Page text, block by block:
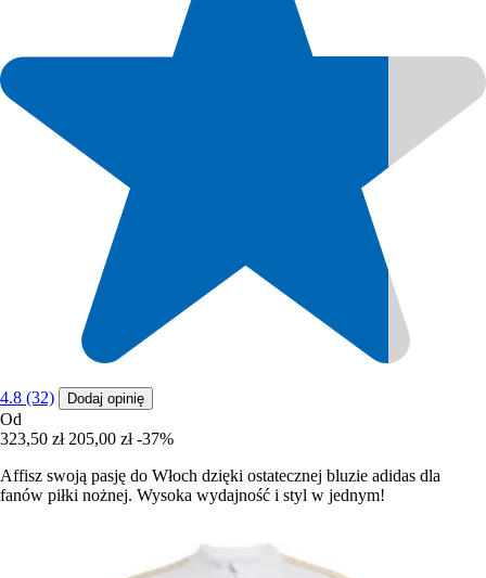
4.8 (32) Dodaj opinię
Od
323,50 zł 205,00 zł -37%
Affisz swoją pasję do Włoch dzięki ostatecznej bluzie adidas dla
fanów piłki nożnej. Wysoka wydajność i styl w jednym!